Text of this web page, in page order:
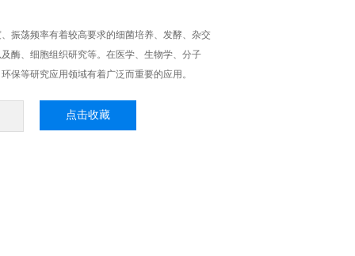
振荡频率有着较高要求的细菌培养、发酵、杂交
酶、细胞组织研究等。在医学、生物学、分子
保等研究应用领域有着广泛而重要的应用。
点击收藏